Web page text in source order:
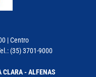
| Centro
(35) 3701-9000
CLARA - ALFENAS